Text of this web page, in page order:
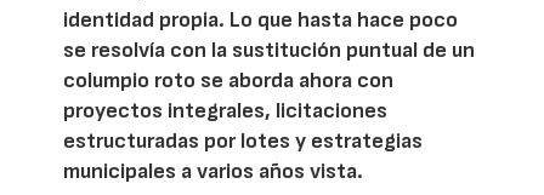
identidad propia. Lo que hasta hace poco
se resolvía con la sustitución puntual de un
columpio roto se aborda ahora con
proyectos integrales, licitaciones
estructuradas por lotes y estrategias
municipales a varios años vista.